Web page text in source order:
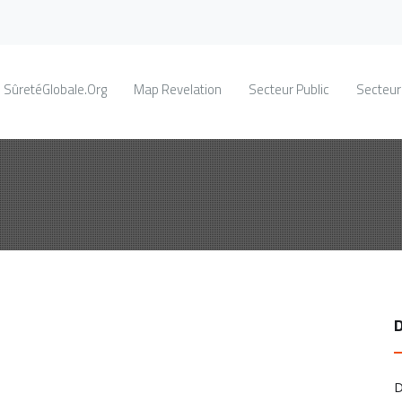
SûretéGlobale.Org Map Revelation Secteur Public